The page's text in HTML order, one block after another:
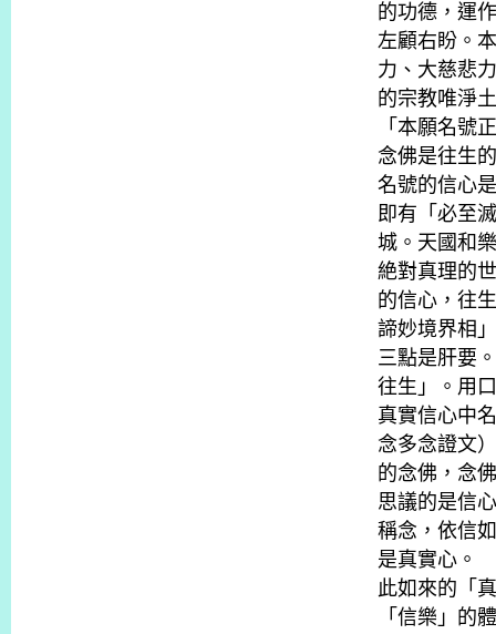
的功德，運
左顧右盼。
力、大慈悲
的宗教唯淨
「本願名號
念佛是往生
名號的信心
即有「必至
城。天國和
絶對真理的
的信心，往
諦妙境界相
三點是肝要
往生」。用
真實信心中
念多念證文
的念佛，念
思議的是信
稱念，依信
是真實心。
此如來的「
「信樂」的